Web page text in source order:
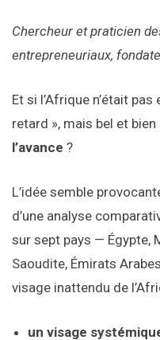
Chercheur et praticien
entrepreneuriaux,
Et si l’Afrique n’était
retard », mais bel et
l’avance ?
L’idée semble
d’une analyse
sur sept pays — Égypte,
Saoudite, Émirats
visage inattendu de
un visage